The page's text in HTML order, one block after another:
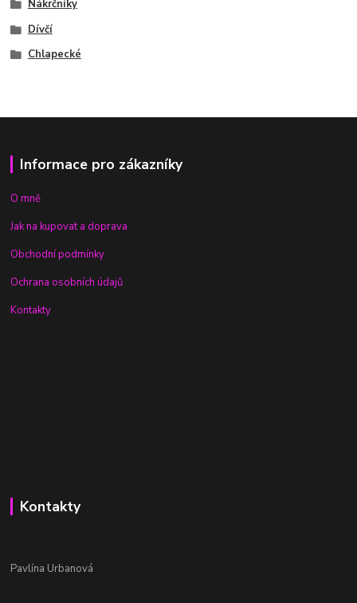
Nákrčníky
Dívčí
Chlapecké
Informace pro zákazníky
O mně
Jak na kupovat a doprava
Obchodní podmínky
Ochrana osobních údajů
Kontakty
Kontakty
Pavlína Urbanová